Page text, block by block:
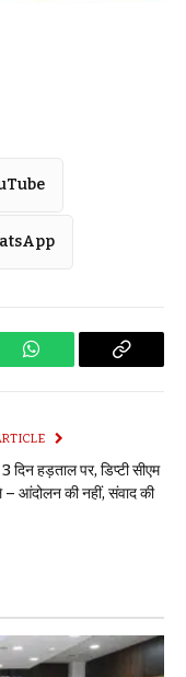
WhatsApp Copy
3 दिन हड़ताल पर, डिप्टी सीएम
– आंदोलन की नहीं, संवाद की